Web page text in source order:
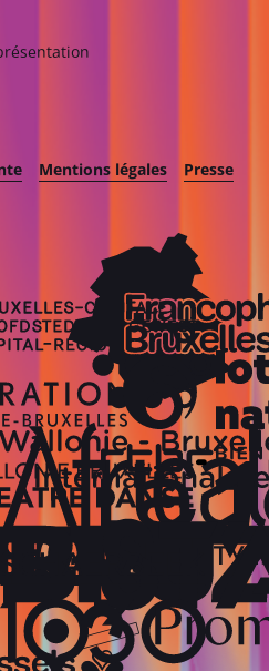
Mentions légales Presse